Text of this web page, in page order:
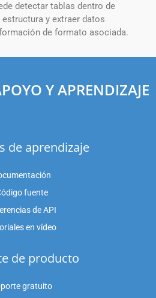
detectar tablas dentro de
y extraer datos
de formato asociada.
Y APRENDIZAJE
de aprendizaje
fuente
de API
en vídeo
de producto
gratuito